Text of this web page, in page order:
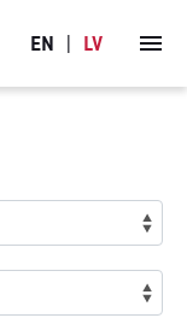
EN LV